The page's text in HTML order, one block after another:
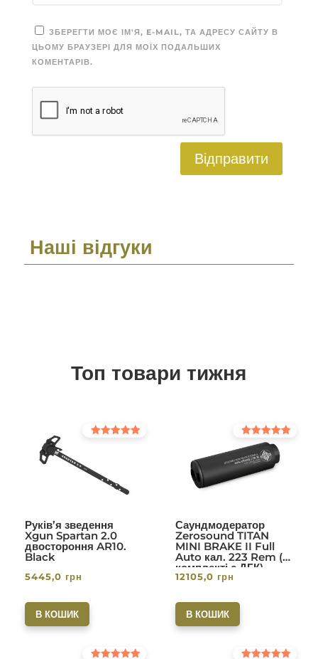
ЗБЕРЕГТИ МОЄ ІМ'Я, E-MAIL, ТА АДРЕСУ САЙТУ В
ЦЬОМУ БРАУЗЕРІ ДЛЯ МОЇХ ПОДАЛЬШИХ
КОМЕНТАРІВ.
Відправити
Наші відгуки
Топ товари тижня
Руків’я зведення
Xgun Spartan 2.0
двостороння AR10.
Black
5445,0 грн
В КОШИК
Саундмодератор
Zerosound TITAN
MINI BRAKE II Full
Auto кал. 223 Rem (в
комплекті с ДГК)
різьба 1/2-28. Вlack
Оцінено в
5.00
з 5
12105,0 грн
В КОШИК